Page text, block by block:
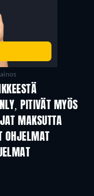
PITIVÄT MYÖS
MAKSUTTA
TV
OHJELMAT
TV
Kausi 1